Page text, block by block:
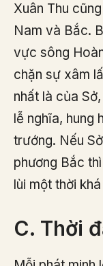
Xuân Thu
Nam và Bắc.
vực sông
chặn sự xâm
nhất là của
lễ nghĩa, hung
trướng. Nếu
phương Bắc
lùi một thời
C. Thời